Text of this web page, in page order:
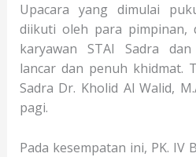
Upacara yang dimulai
diikuti oleh para pimpinan,
karyawan STAI Sadra
lancar dan penuh khidmat.
Sadra Dr. Kholid Al Walid,
pagi.
Pada kesempatan ini, PK. IV